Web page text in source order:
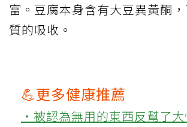
富。豆腐本身含有大豆異黃酮
質的吸收。
💪更多健康推薦
‧被認為無用的東西反幫了